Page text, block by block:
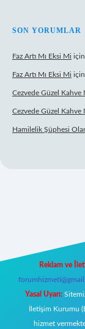
SON YORUMLAR
Faz Artı Mı Eksi Mi için
Faz Artı Mı Eksi Mi için
Cezvede Güzel Kahve
Cezvede Güzel Kahve
Hamilelik Şüphesi
Reklam ve
Yasal Uyarı:
İletişim Kurumu
hizmet